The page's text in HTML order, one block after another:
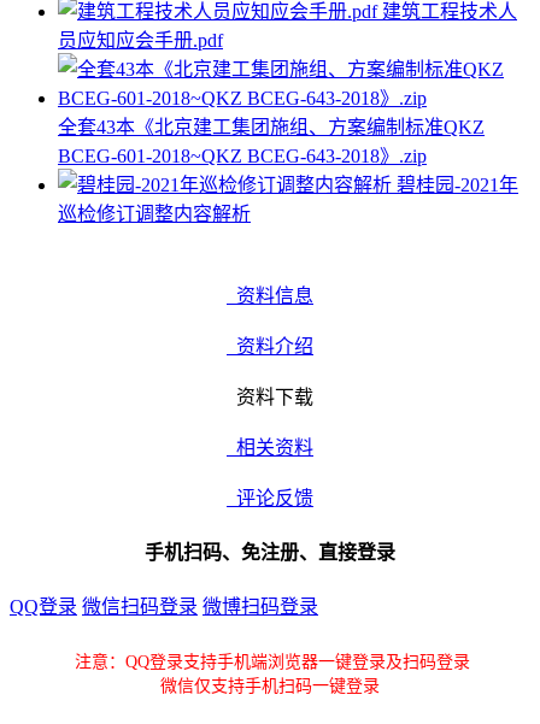
建筑工程技术人
员应知应会手册.pdf
全套43本《北京建工集团施组、方案编制标准QKZ
BCEG-601-2018~QKZ BCEG-643-2018》.zip
碧桂园-2021年
巡检修订调整内容解析
资料信息
资料介绍
资料下载
相关资料
评论反馈
手机扫码、免注册、直接登录
QQ登录 微信扫码登录 微博扫码登录
注意：QQ登录支持手机端浏览器一键登录及扫码登录
微信仅支持手机扫码一键登录